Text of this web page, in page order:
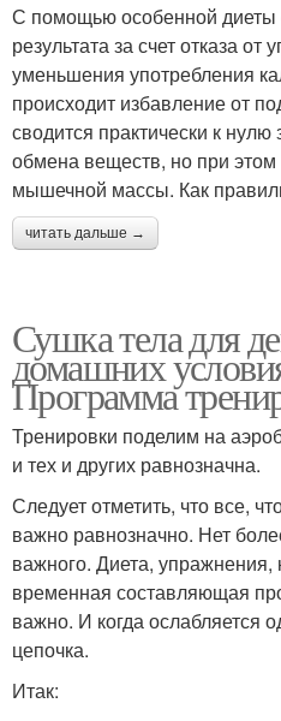
С помощью особенной диеты
результата за счет отказа от
уменьшения употребления
происходит избавление от
сводится практически к нулю
обмена веществ, но при
мышечной массы. Как
читать дальше →
Сушка тела для
домашних
Программа
Тренировки поделим на
и тех и других равнозначна.
Следует отметить, что все,
важно равнозначно. Нет
важного. Диета, упражнения,
временная составляющая
важно. И когда ослабляется
цепочка.
Итак: